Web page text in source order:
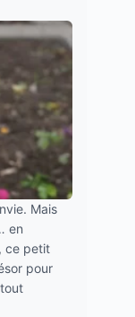
Mais
en
ce petit
pour